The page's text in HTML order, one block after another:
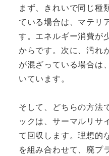
まず、きれいで同じ種
ている場合は、マテリ
す。エネルギー消費が
からです。次に、汚れ
が混ざっている場合は
いています。
そして、どちらの方法
ックは、サーマルリサ
て回収します。理想的
を組み合わせて、廃プ